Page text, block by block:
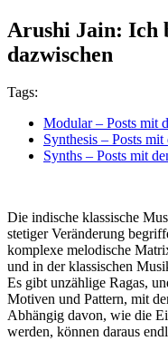
Arushi Jain: Ich
dazwischen
Tags:
Modular– Posts mit
Synthesis – Posts mit
Synths – Posts mit
Die indische klassische
stetiger Veränderung
komplexe melodische
und in der klassischen
Es gibt unzählige Ragas,
Motiven und Pattern, mit
Abhängig davon, wie die
werden, können daraus